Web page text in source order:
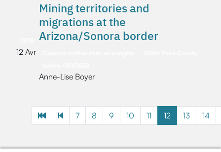
12 Avr
Mining territories and
migrations at the
Arizona/Sonora border
Anne-Lise Boyer
7 8 9 10 11 12 13 14